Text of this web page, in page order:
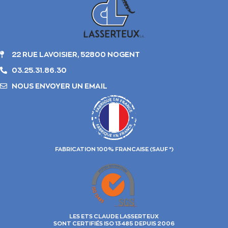
22 RUE LAVOISIER, 52800 NOGENT
03.25.31.86.30
NOUS ENVOYER UN EMAIL
FABRICATION 100% FRANCAISE (SAUF *)
LES ETS CLAUDE LASSERTEUX
SONT CERTIFIÉS ISO 13485 DEPUIS 2006